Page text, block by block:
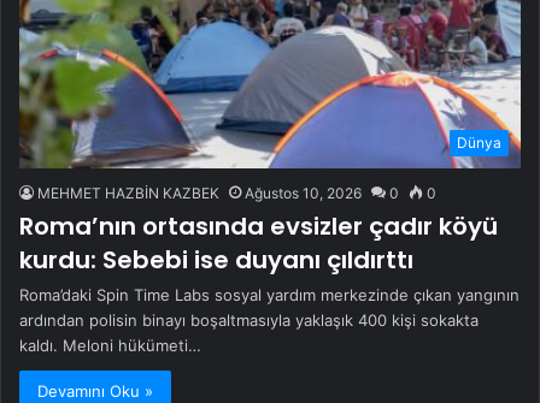
Dünya
MEHMET HAZBİN KAZBEK Ağustos 10, 2026 0 0
Roma’nın ortasında evsizler çadır köyü
kurdu: Sebebi ise duyanı çıldırttı
Roma’daki Spin Time Labs sosyal yardım merkezinde çıkan yangının
ardından polisin binayı boşaltmasıyla yaklaşık 400 kişi sokakta
kaldı. Meloni hükümeti…
Devamını Oku »